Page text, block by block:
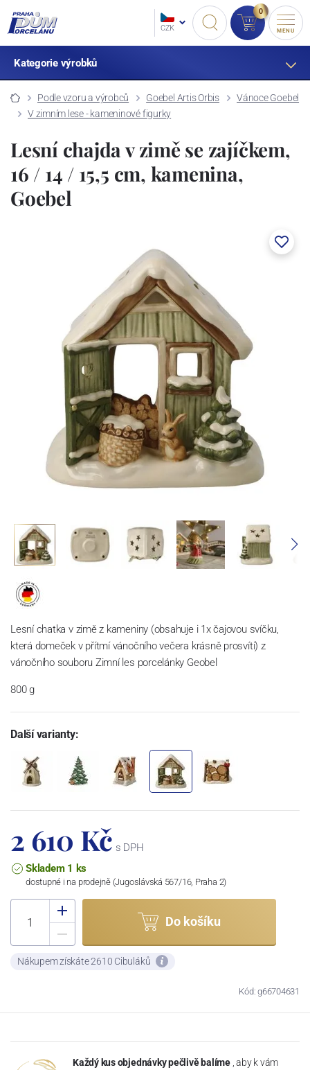
CZK
0
MENU
Kategorie výrobků
Podle vzoru a výrobců Goebel Artis Orbis
Vánoce Goebel
V zimním lese - kameninové figurky
Lesní chajda v zimě se zajíčkem,
16 / 14 / 15,5 cm, kamenina,
Goebel
Lesní chatka v zimě z kameniny (obsahuje i 1x čajovou svíčku,
která domeček v přítmí vánočního večera krásně prosvítí) z
vánočního souboru Zimní les porcelánky Geobel
800 g
Další varianty:
2 610 Kč s DPH
Skladem 1 ks
dostupné i na prodejně (Jugoslávská 567/16, Praha 2)
Do košíku
Nákupem získáte 2610 Cibuláků
Kód: g66704631
Každý kus objednávky pečlivě balíme , aby k vám